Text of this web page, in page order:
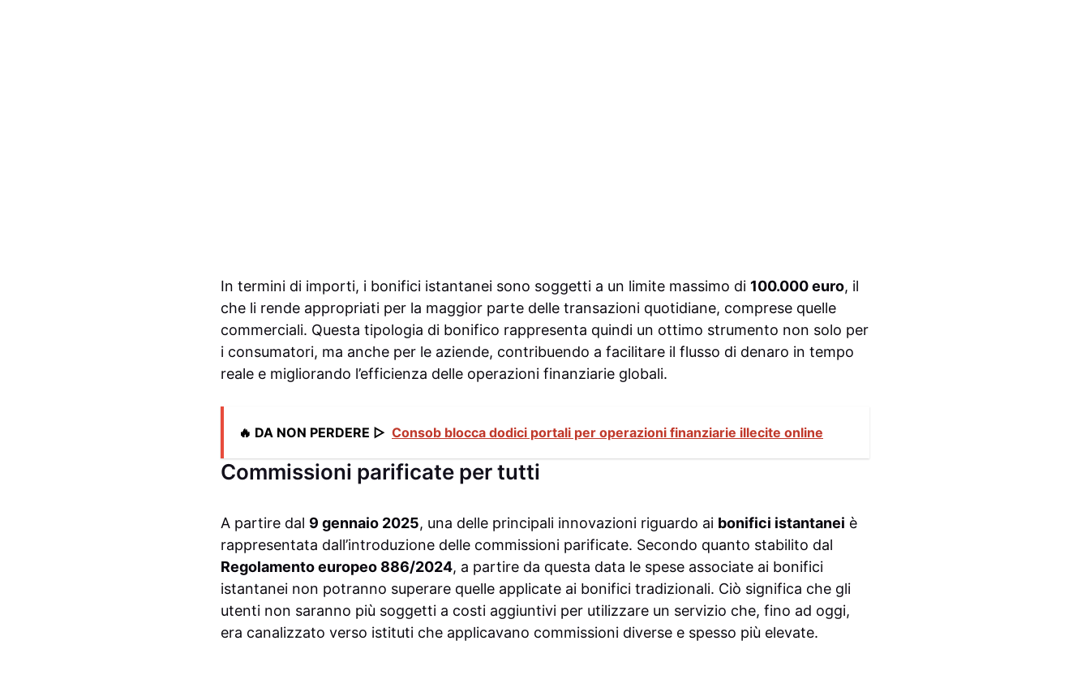
In termini di importi, i bonifici istantanei sono soggetti a un limite massimo di 100.000 euro, il
che li rende appropriati per la maggior parte delle transazioni quotidiane, comprese quelle
commerciali. Questa tipologia di bonifico rappresenta quindi un ottimo strumento non solo per
i consumatori, ma anche per le aziende, contribuendo a facilitare il flusso di denaro in tempo
reale e migliorando l’efficienza delle operazioni finanziarie globali.
🔥 DA NON PERDERE ▷ Consob blocca dodici portali per operazioni finanziarie illecite online
Commissioni parificate per tutti
A partire dal 9 gennaio 2025, una delle principali innovazioni riguardo ai bonifici istantanei è
rappresentata dall’introduzione delle commissioni parificate. Secondo quanto stabilito dal
Regolamento europeo 886/2024, a partire da questa data le spese associate ai bonifici
istantanei non potranno superare quelle applicate ai bonifici tradizionali. Ciò significa che gli
utenti non saranno più soggetti a costi aggiuntivi per utilizzare un servizio che, fino ad oggi,
era canalizzato verso istituti che applicavano commissioni diverse e spesso più elevate.